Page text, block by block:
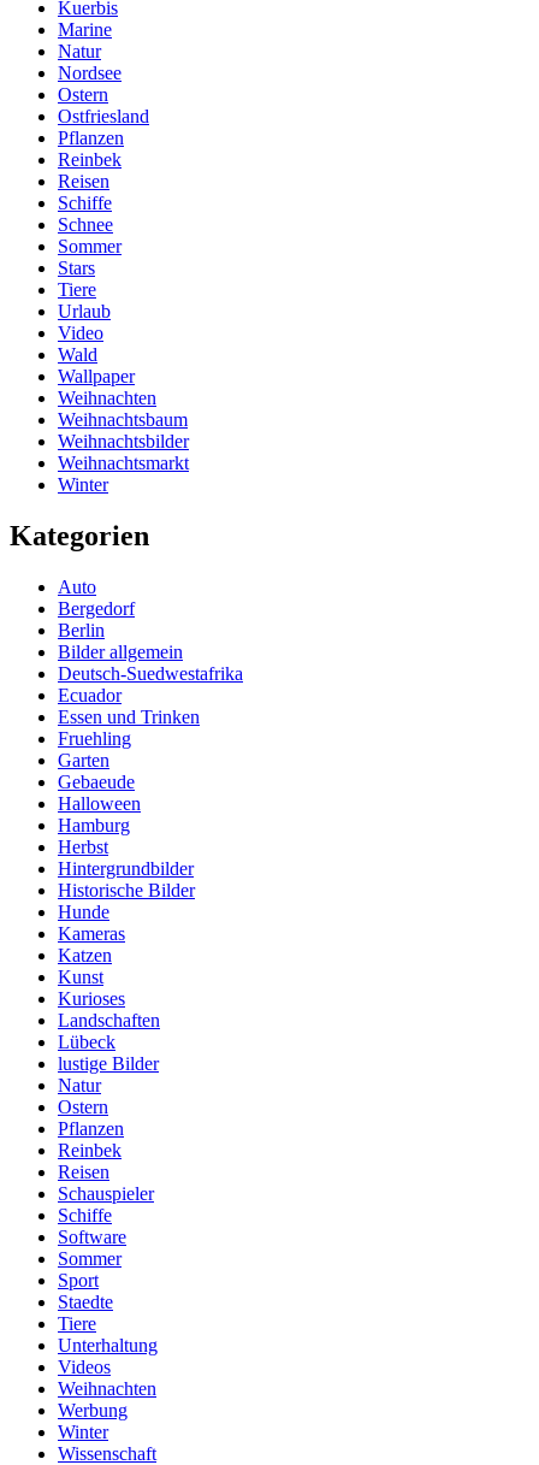
Kuerbis
Marine
Natur
Nordsee
Ostern
Ostfriesland
Pflanzen
Reinbek
Reisen
Schiffe
Schnee
Sommer
Stars
Tiere
Urlaub
Video
Wald
Wallpaper
Weihnachten
Weihnachtsbaum
Weihnachtsbilder
Weihnachtsmarkt
Winter
Kategorien
Auto
Bergedorf
Berlin
Bilder allgemein
Deutsch-Suedwestafrika
Ecuador
Essen und Trinken
Fruehling
Garten
Gebaeude
Halloween
Hamburg
Herbst
Hintergrundbilder
Historische Bilder
Hunde
Kameras
Katzen
Kunst
Kurioses
Landschaften
Lübeck
lustige Bilder
Natur
Ostern
Pflanzen
Reinbek
Reisen
Schauspieler
Schiffe
Software
Sommer
Sport
Staedte
Tiere
Unterhaltung
Videos
Weihnachten
Werbung
Winter
Wissenschaft